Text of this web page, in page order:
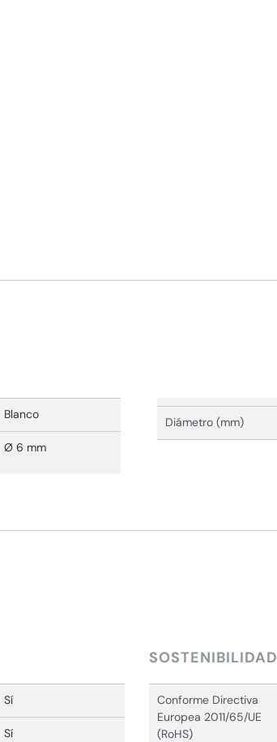
Blanco
Ø 6 mm
Diámetro (mm)
Sí
Sí
SOSTENIBILIDAD
Conforme Directiva
Europea 2011/65/UE
(RoHS)